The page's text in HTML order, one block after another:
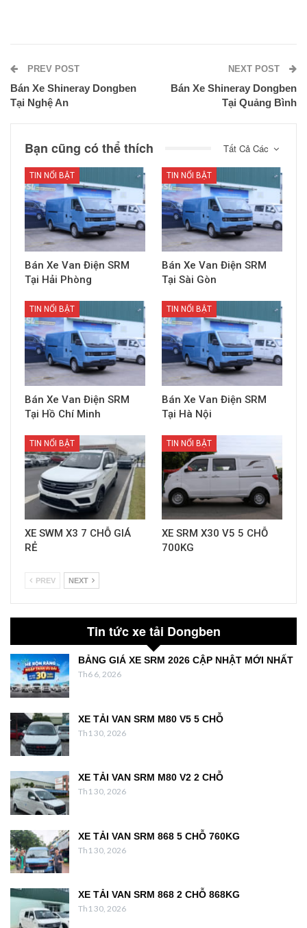
PREV POST
Bán Xe Shineray Dongben
Tại Nghệ An
NEXT POST
Bán Xe Shineray Dongben
Tại Quảng Bình
Tất Cả Các
Bạn cũng có thể thích
TIN NỔI BẬT
Bán Xe Van Điện SRM
Tại Hải Phòng
TIN NỔI BẬT
Bán Xe Van Điện SRM
Tại Sài Gòn
TIN NỔI BẬT
Bán Xe Van Điện SRM
Tại Hồ Chí Minh
TIN NỔI BẬT
Bán Xe Van Điện SRM
Tại Hà Nội
TIN NỔI BẬT
XE SWM X3 7 CHỖ GIÁ
RẺ
TIN NỔI BẬT
XE SRM X30 V5 5 CHỖ
700KG
PREV NEXT
Tin tức xe tải Dongben
BẢNG GIÁ XE SRM 2026 CẬP NHẬT MỚI NHẤT
Th6 6, 2026
XE TẢI VAN SRM M80 V5 5 CHỖ
Th1 30, 2026
XE TẢI VAN SRM M80 V2 2 CHỖ
Th1 30, 2026
XE TẢI VAN SRM 868 5 CHỖ 760KG
Th1 30, 2026
XE TẢI VAN SRM 868 2 CHỖ 868KG
Th1 30, 2026